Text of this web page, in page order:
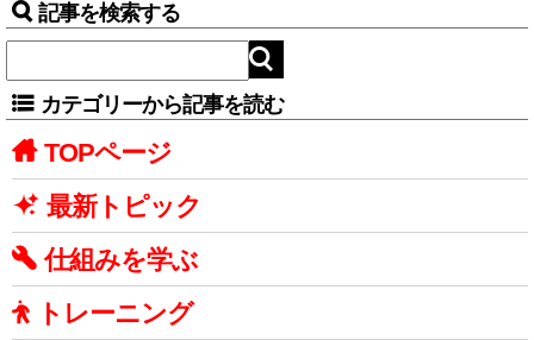
記事を検索する
カテゴリーから記事を読む
TOPページ
最新トピック
仕組みを学ぶ
トレーニング